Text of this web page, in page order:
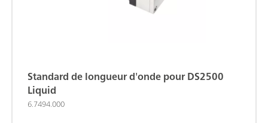
Standard de longueur d'onde pour DS2500
Liquid
6.7494.000